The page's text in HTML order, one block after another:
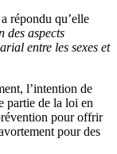
répondu qu’elle
des aspects
entre les sexes et
l’intention de
partie de la loi en
pour offrir
pour des